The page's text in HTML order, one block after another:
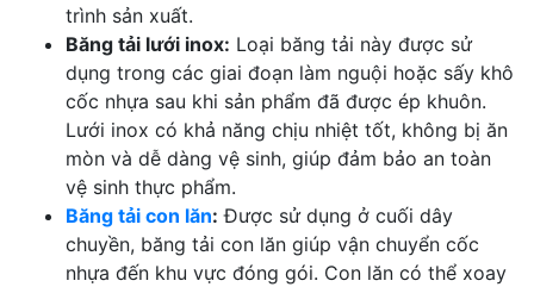
trình sản xuất.
Băng tải lưới inox: Loại băng tải này được sử
dụng trong các giai đoạn làm nguội hoặc sấy khô
cốc nhựa sau khi sản phẩm đã được ép khuôn.
Lưới inox có khả năng chịu nhiệt tốt, không bị ăn
mòn và dễ dàng vệ sinh, giúp đảm bảo an toàn
vệ sinh thực phẩm.
Băng tải con lăn: Được sử dụng ở cuối dây
chuyền, băng tải con lăn giúp vận chuyển cốc
nhựa đến khu vực đóng gói. Con lăn có thể xoay